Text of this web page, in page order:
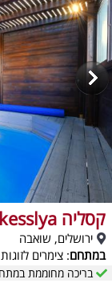
קסליה kesslya
ירושלים, שואבה
במתחם: צימרים
בריכה מחוממת